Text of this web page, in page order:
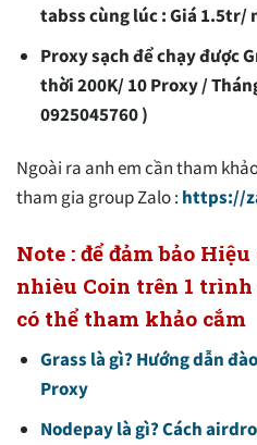
tabss cùng lúc : Giá 1.5tr/
Proxy sạch để chạy được
thời 200K/ 10 Proxy /
0925045760 )
Ngoài ra anh em cần tham
tham gia group Zalo : https://
Note : để đảm bảo
nhièu Coin trên 1
có thể tham khảo cắm
Grass là gì? Hướng dẫn
Proxy
Nodepay là gì? Cách